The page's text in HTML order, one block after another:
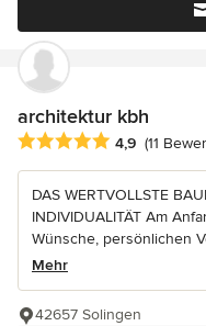
architektur kbh
Durchschnittliche
4,9 (11
DAS WERTVOLLSTE
INDIVIDUALITÄT Am
Wünsche, persönlichen
Mehr
42657 Solingen